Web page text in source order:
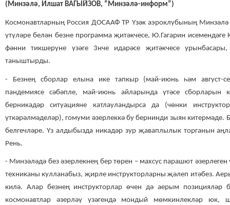
(Минзәлә, Илшат ВАГЫЙЗОВ, “Минзәлә-информ”)
Космонавтларның Россия ДОСААФ ТР Үзәк аэроклубының Минзәлә
үтүләре белән безне программа җитәкчесе, Ю.Гагарин исемендәге
фәнни тикшерүне үзәге 3нче идарәсе җитәкчесе
таныштырды.
- Безнең сборлар елына ике тапкыр (май-июнь һәм август-
пандемиясе сәбәпле, май-июнь айларында үтәсе сборларын
берникадәр ситуацияне катлауландырса да (чөнки
үткәрәлмәделәр), гомуми әзерлеккә бу бернинди зыян китермәде.
белгечләре. Үз алдыбызда никадәр зур җаваплылык торганын
Рень.
- Минзәләдә без әзерлекнең бер төрен – махсус парашют
техниканы кулланабыз, җирле инструкторларны җәлеп итәбез.
килә. Алар безнең инструкторлар өчен дә аерым позицияләр
космонавтлар әзерләү үзәгендә мондый мөмкинлекләр